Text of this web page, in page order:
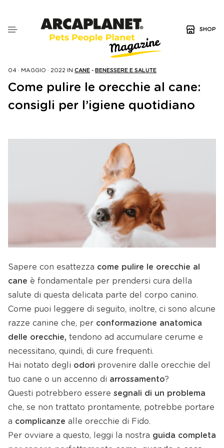
SHOP
04 · MAGGIO · 2022 IN CANE - BENESSERE E SALUTE
Come pulire le orecchie al cane:
consigli per l’igiene quotidiano
Sapere con esattezza come pulire le orecchie al
cane è fondamentale per prendersi cura della
salute di questa delicata parte del corpo canino.
Come puoi leggere di seguito, inoltre, ci sono alcune
razze canine che, per conformazione anatomica
delle orecchie, tendono ad accumulare cerume e
necessitano, quindi, di cure frequenti.
Hai notato degli odori provenire dalle orecchie del
tuo cane o un accenno di arrossamento?
Questi potrebbero essere segnali di un problema
che, se non trattato prontamente, potrebbe portare
a complicanze alle orecchie di Fido.
Per ovviare a questo, leggi la nostra guida completa